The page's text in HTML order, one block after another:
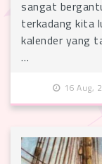
sangat
terkadang kita
kalender yang
…
16 Aug,